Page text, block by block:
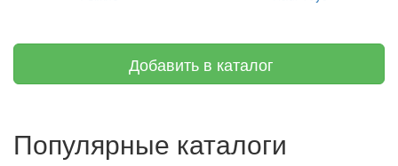
Добавить в каталог
Популярные каталоги